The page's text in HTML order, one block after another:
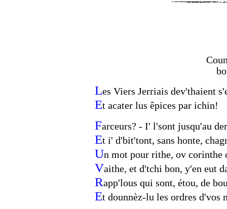
Les Viers Jerriais dev'thaient
Et acater lus êpices par ichin!
Farceurs? - I' l'sont jusqu'au
Et i' d'bit'tont, sans honte,
Un mot pour rithe, ov corinthe
Vaithe, et d'tchi bon, y'en eut
Rapp'lous qui sont, étou, de
Et dounnèz-lu les ordres d'vos